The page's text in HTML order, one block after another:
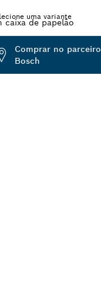
uma variante
Comprar no parceiro
Bosch